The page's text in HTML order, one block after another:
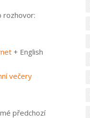
rozhovor:
+ English
večery
předchozí